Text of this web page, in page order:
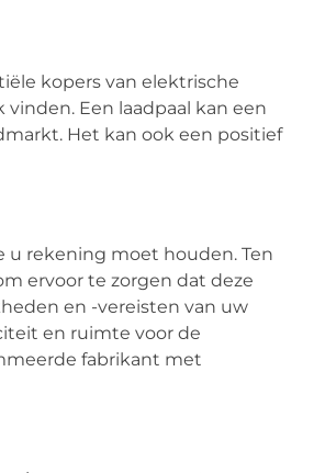
kopers van elektrische
Een laadpaal kan een
Het kan ook een positief
u rekening moet houden. Ten
ervoor te zorgen dat deze
en -vereisten van uw
en ruimte voor de
fabrikant met